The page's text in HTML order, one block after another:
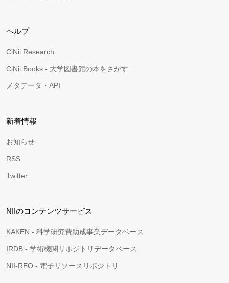
ヘルプ
CiNii Research
CiNii Books - 大学図書館の本をさがす
メタデータ・API
新着情報
お知らせ
RSS
Twitter
NIIのコンテンツサービス
KAKEN - 科学研究費助成事業データベース
IRDB - 学術機関リポジトリデータベース
NII-REO - 電子リソースリポジトリ